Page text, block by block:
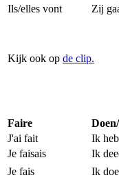
Ils/elles vont
Zij
Kijk ook op de clip.
Faire
J'ai fait
Ik
Je faisais
Ik
Je fais
Ik